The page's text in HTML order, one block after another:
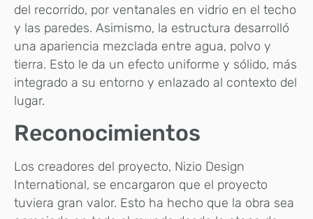
del recorrido, por ventanales en vidrio en el techo
y las paredes. Asimismo, la estructura desarrolló
una apariencia mezclada entre agua, polvo y
tierra. Esto le da un efecto uniforme y sólido, más
integrado a su entorno y enlazado al contexto del
lugar.
Reconocimientos
Los creadores del proyecto, Nizio Design
International, se encargaron que el proyecto
tuviera gran valor. Esto ha hecho que la obra sea